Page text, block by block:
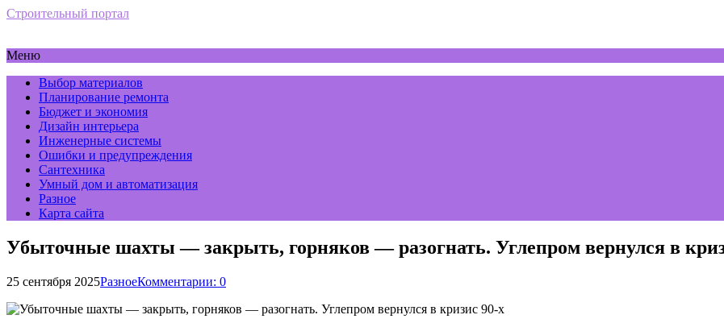
Строительный портал
Меню
Выбор материалов
Планирование ремонта
Бюджет и экономия
Дизайн интерьера
Инженерные системы
Ошибки и предупреждения
Сантехника
Умный дом и автоматизация
Разное
Карта сайта
Убыточные шахты — закрыть, горняков — разогнать. Углепром вернулся в
25 сентября 2025РазноеКомментарии: 0